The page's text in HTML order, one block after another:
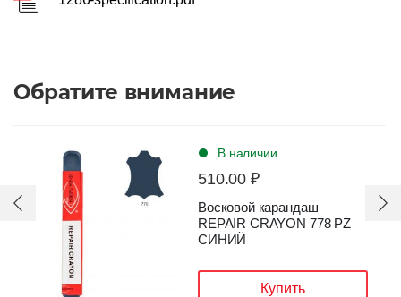
Обратите внимание
В наличии
510.00 ₽
Восковой карандаш
REPAIR CRAYON 778 PZ
СИНИЙ
Купить